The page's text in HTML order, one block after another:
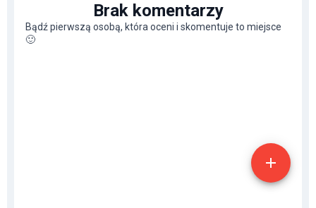
Brak komentarzy
Bądź pierwszą osobą, która oceni i skomentuje to miejsce
🙂